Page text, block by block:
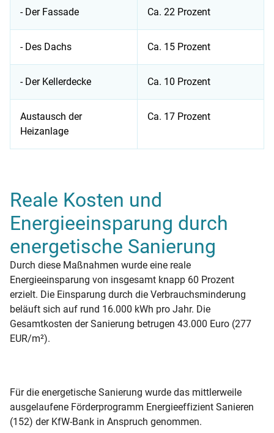
- Der Fassade Ca. 22 Prozent
- Des Dachs Ca. 15 Prozent
- Der Kellerdecke Ca. 10 Prozent
Austausch der
Heizanlage
Ca. 17 Prozent
Reale Kosten und
Energieeinsparung durch
energetische Sanierung
Durch diese Maßnahmen wurde eine reale
Energieeinsparung von insgesamt knapp 60 Prozent
erzielt. Die Einsparung durch die Verbrauchsminderung
beläuft sich auf rund 16.000 kWh pro Jahr. Die
Gesamtkosten der Sanierung betrugen 43.000 Euro (277
EUR/m²).
Für die energetische Sanierung wurde das mittlerweile
ausgelaufene Förderprogramm Energieeffizient Sanieren
(152) der KfW-Bank in Anspruch genommen.